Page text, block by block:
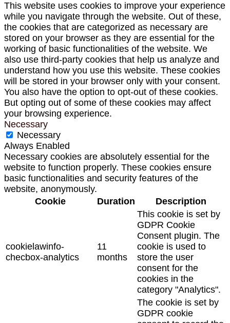
This website uses cookies to improve your experience
while you navigate through the website. Out of these,
the cookies that are categorized as necessary are
stored on your browser as they are essential for the
working of basic functionalities of the website. We
also use third-party cookies that help us analyze and
understand how you use this website. These cookies
will be stored in your browser only with your consent.
You also have the option to opt-out of these cookies.
But opting out of some of these cookies may affect
your browsing experience.
Necessary
Necessary
Always Enabled
Necessary cookies are absolutely essential for the
website to function properly. These cookies ensure
basic functionalities and security features of the
website, anonymously.
Cookie
Duration Description
cookielawinfo-
checbox-analytics
11
months
This cookie is set by
GDPR Cookie
Consent plugin. The
cookie is used to
store the user
consent for the
cookies in the
category "Analytics".
The cookie is set by
GDPR cookie